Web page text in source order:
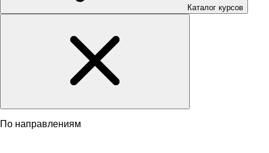
Каталог курсов
По направлениям